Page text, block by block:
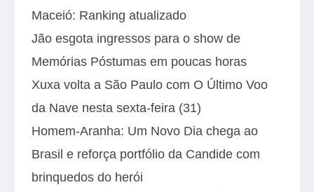
Maceió: Ranking atualizado
Jão esgota ingressos para o show de
Memórias Póstumas em poucas horas
Xuxa volta a São Paulo com O Último Voo
da Nave nesta sexta-feira (31)
Homem-Aranha: Um Novo Dia chega ao
Brasil e reforça portfólio da Candide com
brinquedos do herói